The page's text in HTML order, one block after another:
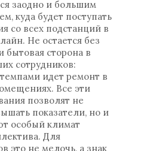
заодно и большим
куда будет поступать
со всех подстанций в
Не остается без
бытовая сторона в
сотрудников:
идет ремонт в
Все эти
позволят не
показатели, но и
особый климат
Для
это не мелочь, а знак